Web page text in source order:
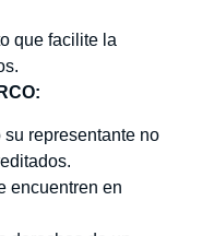
que facilite la
representante no
encuentren en